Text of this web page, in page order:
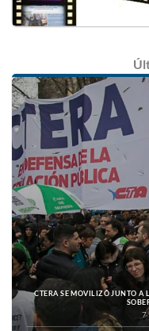
CTERA SE MOVILIZÓ JUNTO A
7